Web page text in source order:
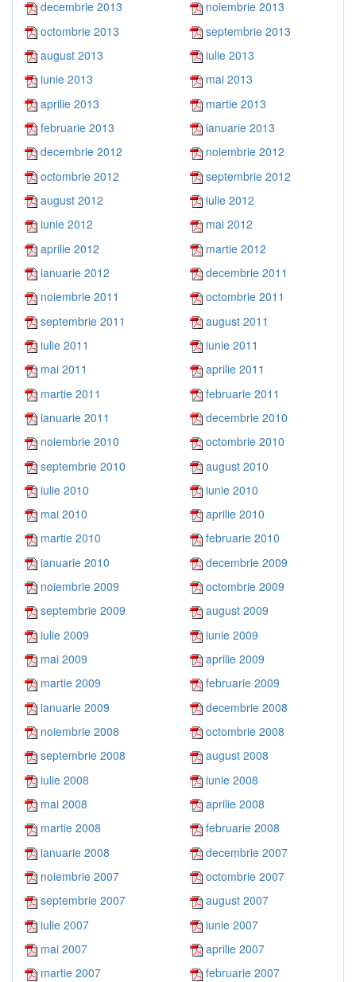
decembrie 2013
noiembrie 2013
octombrie 2013
septembrie 2013
august 2013
iulie 2013
iunie 2013
mai 2013
aprilie 2013
martie 2013
februarie 2013
ianuarie 2013
decembrie 2012
noiembrie 2012
octombrie 2012
septembrie 2012
august 2012
iulie 2012
iunie 2012
mai 2012
aprilie 2012
martie 2012
ianuarie 2012
decembrie 2011
noiembrie 2011
octombrie 2011
septembrie 2011
august 2011
iulie 2011
iunie 2011
mai 2011
aprilie 2011
martie 2011
februarie 2011
ianuarie 2011
decembrie 2010
noiembrie 2010
octombrie 2010
septembrie 2010
august 2010
iulie 2010
iunie 2010
mai 2010
aprilie 2010
martie 2010
februarie 2010
ianuarie 2010
decembrie 2009
noiembrie 2009
octombrie 2009
septembrie 2009
august 2009
iulie 2009
iunie 2009
mai 2009
aprilie 2009
martie 2009
februarie 2009
ianuarie 2009
decembrie 2008
noiembrie 2008
octombrie 2008
septembrie 2008
august 2008
iulie 2008
iunie 2008
mai 2008
aprilie 2008
martie 2008
februarie 2008
ianuarie 2008
decembrie 2007
noiembrie 2007
octombrie 2007
septembrie 2007
august 2007
iulie 2007
iunie 2007
mai 2007
aprilie 2007
martie 2007
februarie 2007